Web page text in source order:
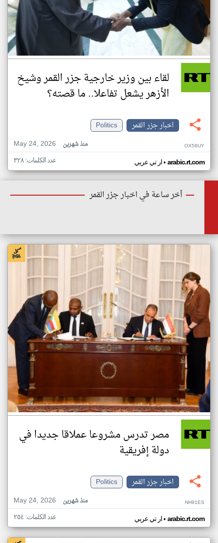
لقاء بين وزير خارجية جزر القمر وشيخ
الأزهر يشعل تفاعلا.. ما قصته؟
اخبار جزر القمر
Politics
May 24, 2026
منذ شهرين OX58UY
ار تي عربي• arabic.rt.com عدد الكلمات: ٣٢٨
أخر ساعة في اخبار جزر القمر
مصر تدرس مشروعا عملاقا جديدا في
دولة إفريقية
اخبار جزر القمر
Politics
May 24, 2026
منذ شهرين NH91ES
ار تي عربي• arabic.rt.com عدد الكلمات: ٢٥٤